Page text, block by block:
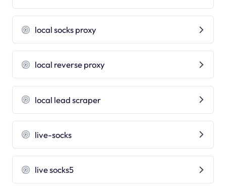
local socks proxy
local reverse proxy
local lead scraper
live-socks
live socks5